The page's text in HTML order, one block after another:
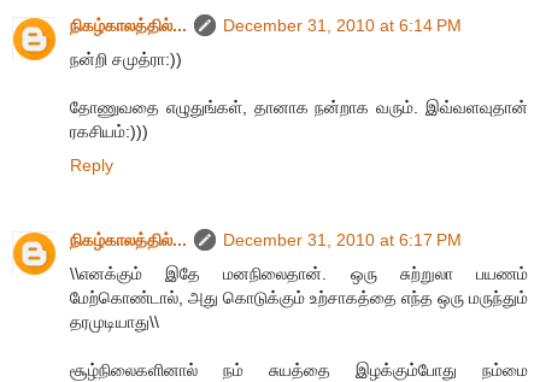
நிகழ்காலத்தில்...
December 31, 2010 at 6:14 PM
நன்றி சமுத்ரா:))
தோணுவதை எழுதுங்கள், தானாக நன்றாக வரும். இவ்வளவுதான்
ரகசியம்:)))
Reply
நிகழ்காலத்தில்...
December 31, 2010 at 6:17 PM
\\எனக்கும் இதே மனநிலைதான். ஒரு சுற்றுலா பயணம்
மேற்கொண்டால், அது கொடுக்கும் உற்சாகத்தை எந்த ஒரு மருந்தும்
தரமுடியாது\\
சூழ்நிலைகளினால் நம் சுயத்தை இழக்கும்போது நம்மை